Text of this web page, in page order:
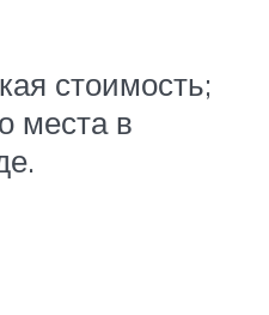
стоимость;
места в